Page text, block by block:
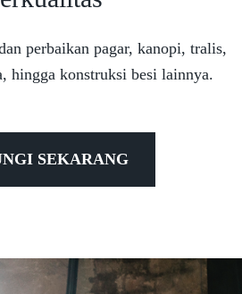
perbaikan pagar, kanopi, tralis,
hingga konstruksi besi lainnya.
SEKARANG